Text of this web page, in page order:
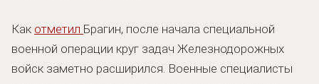
Как отметил Брагин, после начала специальной
военной операции круг задач Железнодорожных
войск заметно расширился. Военные специалисты